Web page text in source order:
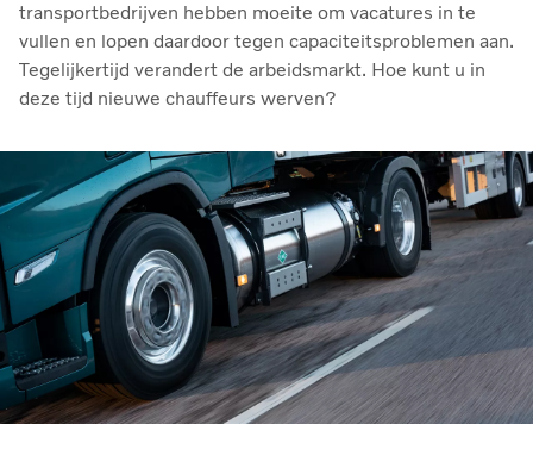
transportbedrijven hebben moeite om vacatures in te
vullen en lopen daardoor tegen capaciteitsproblemen aan.
Tegelijkertijd verandert de arbeidsmarkt. Hoe kunt u in
deze tijd nieuwe chauffeurs werven?